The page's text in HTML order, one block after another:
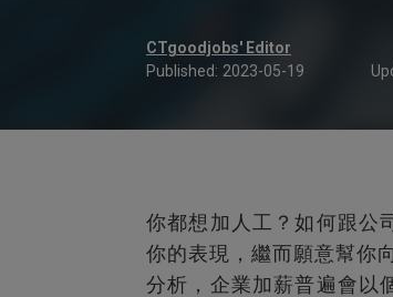
CTgoodjobs' Editor
Published: 2023-05-19
你都想加人工？如何跟公
你的表現，繼而願意幫你
分析，企業加薪普遍會以